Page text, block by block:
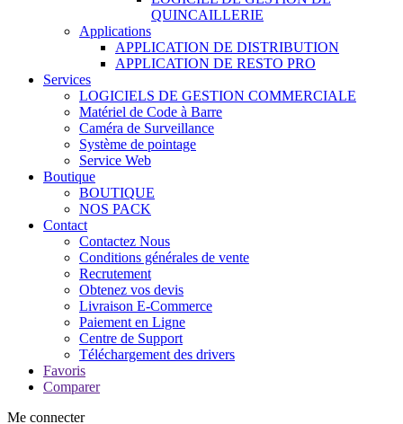
QUINCAILLERIE
Applications
APPLICATION DE DISTRIBUTION
APPLICATION DE RESTO PRO
Services
LOGICIELS DE GESTION COMMERCIALE
Matériel de Code à Barre
Caméra de Surveillance
Système de pointage
Service Web
Boutique
BOUTIQUE
NOS PACK
Contact
Contactez Nous
Conditions générales de vente
Recrutement
Obtenez vos devis
Livraison E-Commerce
Paiement en Ligne
Centre de Support
Téléchargement des drivers
Favoris
Comparer
Me connecter